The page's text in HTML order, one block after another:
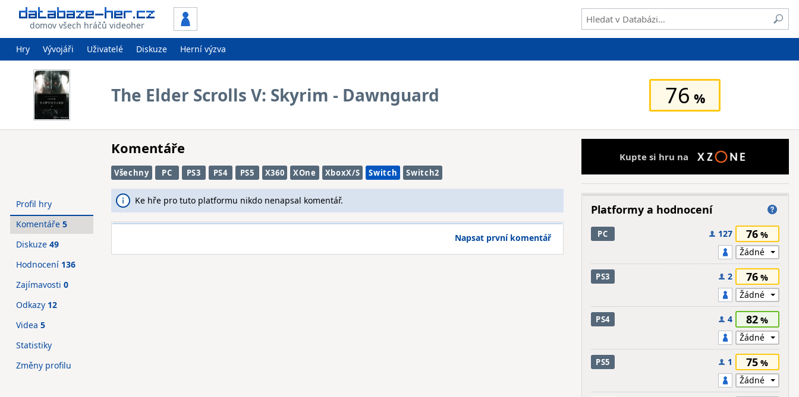
domov všech hráčů videoher
Hry Vývojáři Uživatelé Diskuze Herní výzva
The Elder Scrolls V: Skyrim - Dawnguard 76
Komentáře
Všechny PC PS3 PS4 PS5 X360 XOne XboxX/S Switch Switch2
Ke hře pro tuto platformu nikdo nenapsal komentář.
Napsat první komentář
Profil hry
Komentáře 5
Diskuze 49
Hodnocení 136
Zajímavosti 0
Odkazy 12
Videa 5
Statistiky
Změny profilu
Kupte si hru na
Platformy a hodnocení
PC 127 76
PS3 2 76
PS4 4 82
PS5 1 75